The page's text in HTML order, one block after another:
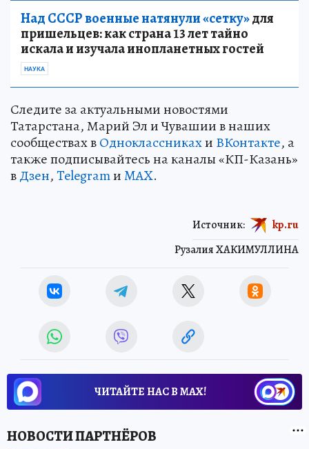
Над СССР военные натянули «сетку»для
пришельцев: как страна 13 лет тайно
искала и изучала инопланетных гостей
НАУКА
Следите за актуальными новостями
Татарстана, Марий Эл и Чувашии в наших
сообществах вОдноклассникахи ВКонтакте, а
также подписывайтесь на каналы «КП-Казань»
вДзен,TelegramиMAX.
Рузалия ХАКИМУЛЛИНА
Источник: kp.ru
ЧИТАЙТЕ НАС В МАХ!